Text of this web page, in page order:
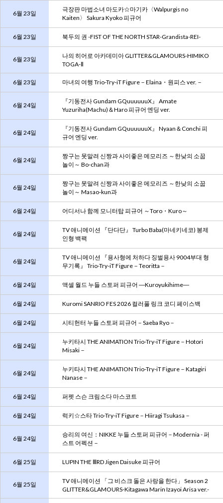
6월 23일
극장판 마법소녀 마도카☆마기카〈Walpurgis no
Kaiten〉 Sakura Kyoko 피규어
6월 23일 북두의 권 -FIST OF THE NORTH STAR-Grandista-REI-
6월 23일
나의 히어로 아카데미아 GLITTER&GLAMOURS-HIMIKO
TOGA-Ⅱ
6월 23일 마녀의 여행 Trio-Try-iT Figure－Elaina・원피스 ver.－
6월 24일
『기동전사 Gundam GQuuuuuuX』 Amate
Yuzuriha(Machu)＆Haro 피규어 엔딩 ver.
6월 24일
『기동전사 Gundam GQuuuuuuX』 Nyaan＆Conchi 피
규어 엔딩 ver.
6월 24일
짱구는 못말려 신짱과 사이좋은 메모리즈 ～한낮의 소꿉
놀이～ Bo-chan과
6월 24일
짱구는 못말려 신짱과 사이좋은 메모리즈 ～한낮의 소꿉
놀이～ Masao-kun과
6월 24일 어디서나 함께 모니터탑 피규어 ～Toro・Kuro～
6월 24일
TV 애니메이션 『단다단』 Turbo Baba(마네키네코) 봉제
인형 백팩
6월 24일
TV 애니메이션 『용사형에 처하다 징벌용사 9004부대 형
무기록』 Trio-Try-iT Figure－Teoritta－
6월 24일 액셀 월드 누들 스토퍼 피규어 ―Kuroyukihime―
6월 24일 Kuromi SANRIO FES 2026 컬러풀 링크 코디 페이스백
6월 24일 시티헌터 누들 스토퍼 피규어－Saeba Ryo－
6월 24일
누키타시 THE ANIMATION Trio-Try-iT Figure－Hotori
Misaki－
6월 24일
누키타시 THE ANIMATION Trio-Try-iT Figure－Katagiri
Nanase－
6월 24일 퍼펫 스슨 크림소다 마스코트
6월 24일 럭키☆스타 Trio-Try-iT Figure－Hiiragi Tsukasa－
6월 24일
승리의 여신：NIKKE 누들 스토퍼 피규어－Modernia - 퍼
스트 어펙션－
6월 25일 LUPIN THE ⅢRD Jigen Daisuke 피규어
6월 25일
TV 애니메이션 「그 비스크 돌은 사랑을 한다」 Season 2
GLITTER&GLAMOURS-Kitagawa Marin Izayoi Arisa ver.-